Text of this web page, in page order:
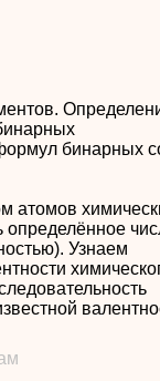
бинарных
атомов
Узнаем